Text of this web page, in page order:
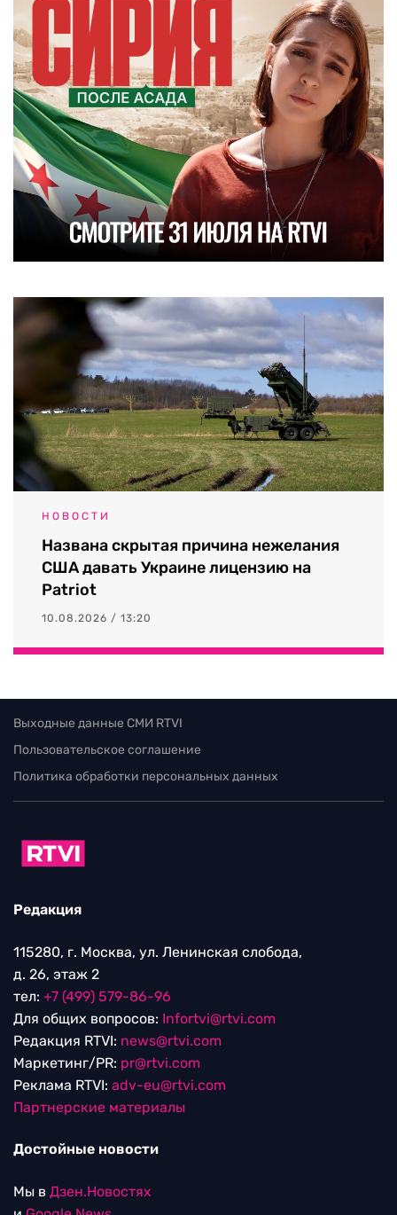
НОВОСТИ
Названа скрытая причина нежелания
США давать Украине лицензию на
Patriot
10.08.2026 / 13:20
Выходные данные СМИ RTVI
Пользовательское соглашение
Политика обработки персональных данных
Редакция
115280, г. Москва, ул. Ленинская слобода,
д. 26, этаж 2
тел: +7 (499) 579-86-96
Для общих вопросов: Infortvi@rtvi.com
Редакция RTVI: news@rtvi.com
Маркетинг/PR: pr@rtvi.com
Реклама RTVI: adv-eu@rtvi.com
Партнерские материалы
Достойные новости
Мы в Дзен.Новостях